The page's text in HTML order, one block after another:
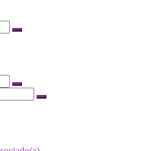
Search
Search
Search